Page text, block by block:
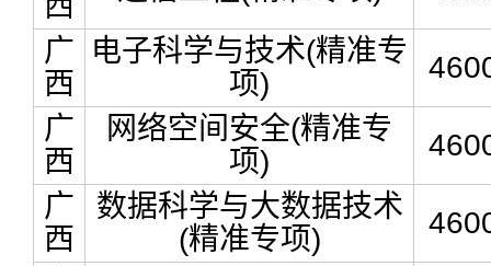
广
西
电子科学与技术(精准专
项)
广
西
网络空间安全(精准专
项)
广
西
数据科学与大数据技术
(精准专项)